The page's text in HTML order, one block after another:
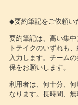
◆要約筆記をご依頼い
要約筆記は、高い集
トテイクのいずれも
入力します。チーム
保をお願いします。
利用者は、何十分、
なります。長時間、